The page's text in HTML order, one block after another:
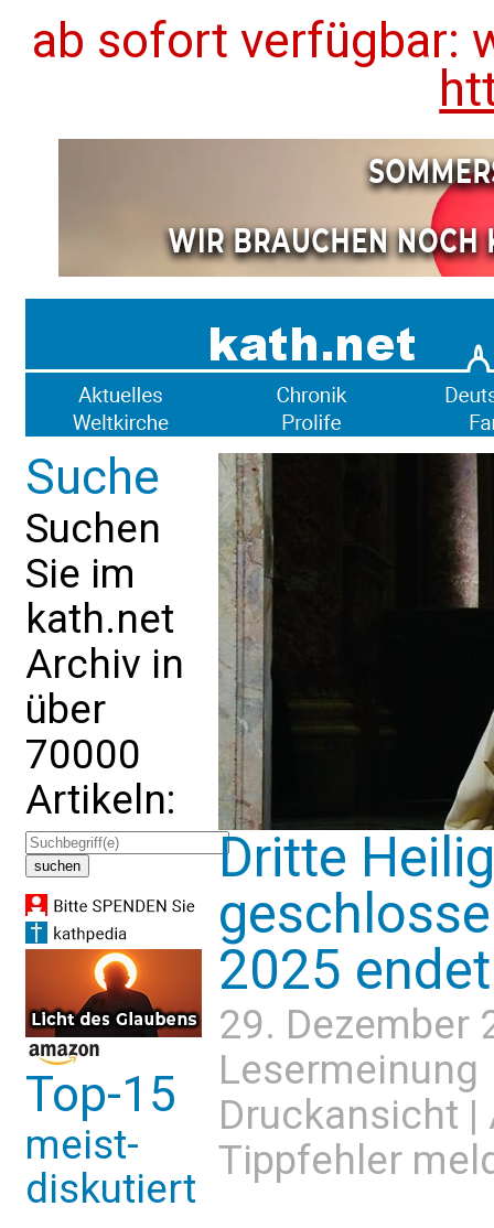
ab sofort verfügbar:
Suche
Suchen
Sie im
kath.net
Archiv in
über
70000
Artikeln:
Top-15
meist-
diskutiert
Dritte
2025
29. Dezember
Lesermeinung
Druckansicht |
Tippfehler